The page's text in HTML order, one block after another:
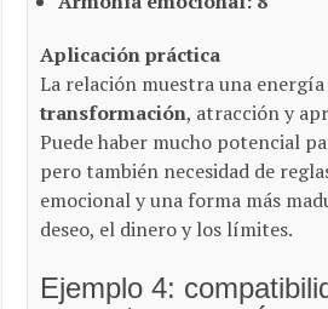
Aplicación práctica
La relación muestra una energía
transformación, atracción y
Puede haber mucho potencial
pero también necesidad de
emocional y una forma más
deseo, el dinero y los límites.
Ejemplo 4: